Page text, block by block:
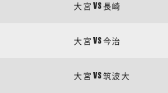
大宮 VS長崎
大宮 VS今治
大宮 VS筑波大